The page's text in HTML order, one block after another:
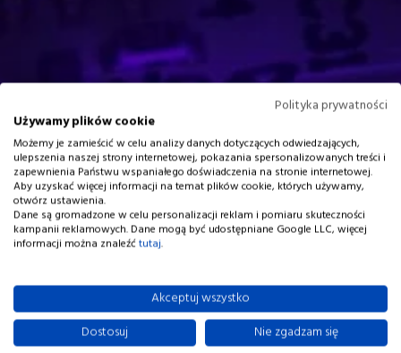
Polityka prywatności
Używamy plików cookie
Możemy je zamieścić w celu analizy danych dotyczących odwiedzających,
ulepszenia naszej strony internetowej, pokazania spersonalizowanych treści i
zapewnienia Państwu wspaniałego doświadczenia na stronie internetowej.
Aby uzyskać więcej informacji na temat plików cookie, których używamy,
otwórz ustawienia.
Dane są gromadzone w celu personalizacji reklam i pomiaru skuteczności
kampanii reklamowych. Dane mogą być udostępniane Google LLC, więcej
informacji można znaleźć tutaj.
Akceptuj wszystko
Dostosuj
Nie zgadzam się